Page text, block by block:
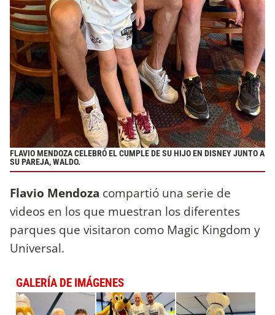
FLAVIO MENDOZA CELEBRÓ EL CUMPLE DE SU HIJO EN DISNEY JUNTO A
SU PAREJA, WALDO.
Flavio Mendoza compartió una serie de
videos en los que muestran los diferentes
parques que visitaron como Magic Kingdom y
Universal.
GALERÍA DE IMÁGENES